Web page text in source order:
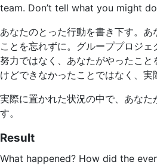
team. Don’t tell what you might
あなたのとった行動を書き下す。
ことを忘れずに。グループプロジ
努力ではなく、あなたがやったこ
けどできなかったことではなく、実
実際に置かれた状況の中で、あな
す。
Result
What happened? How did the